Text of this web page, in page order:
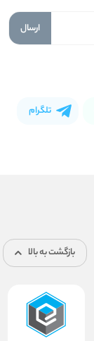
ارسال
تلگرام
بازگشت به بالا